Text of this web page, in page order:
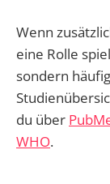
Wenn
eine Rolle
sondern
du über
WHO.